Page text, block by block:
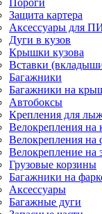
Пороги
Защита картера
Аксессуары для
Дуги в кузов
Крышки кузова
Вставки
Багажники
Багажники на
Автобоксы
Крепления для
Велокрепления
Велокрепления на
Велокрепление на
Грузовые корзины
Багажники на
Аксессуары
Багажные дуги